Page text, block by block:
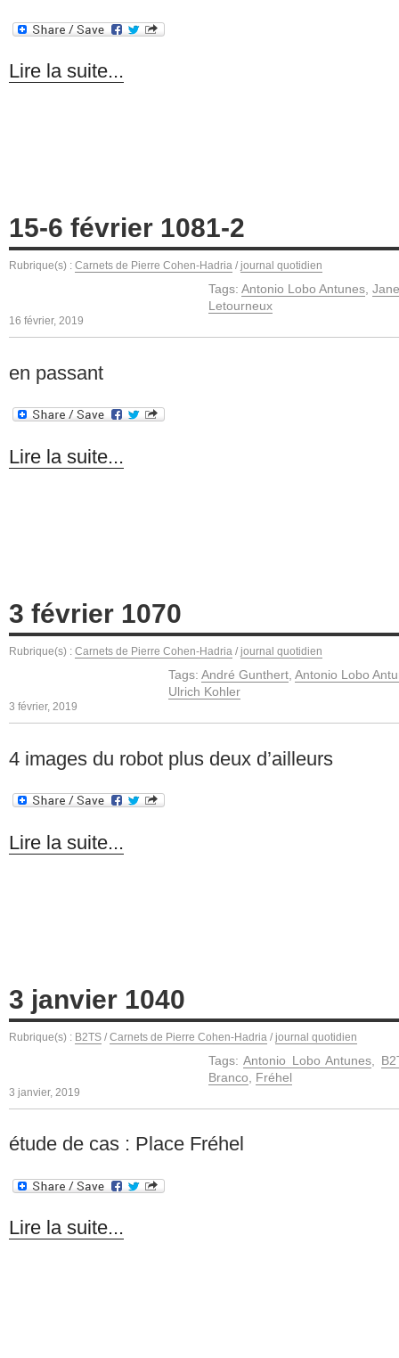
Lire la suite...
15-6 février 1081-2
Rubrique(s) : Carnets de Pierre Cohen-Hadria / journal quotidien
Tags: Antonio Lobo Antunes,
Letourneux
16 février, 2019
en passant
Lire la suite...
3 février 1070
Rubrique(s) : Carnets de Pierre Cohen-Hadria / journal quotidien
Tags: André Gunthert Antonio Lobo
Ulrich Kohler
3 février, 2019
4 images du robot plus deux d’ailleurs
Lire la suite...
3 janvier 1040
Rubrique(s) : B2TS / Carnets de Pierre Cohen-Hadria / journal quotidien
Tags:Antonio Lobo Antunes
Branco
Fréhel
3 janvier, 2019
étude de cas : Place Fréhel
Lire la suite...